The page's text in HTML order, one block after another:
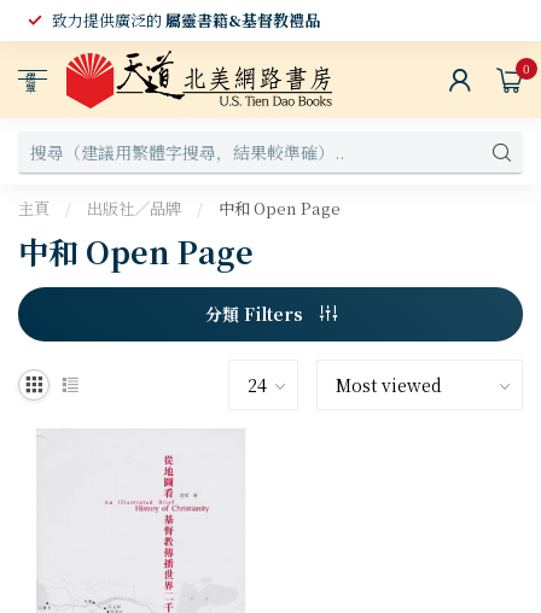
致力提供廣泛的屬靈書籍&基督教禮品
選
單
0
主頁 / 出版社／品牌 / 中和 Open Page
中和 Open Page
分類 Filters